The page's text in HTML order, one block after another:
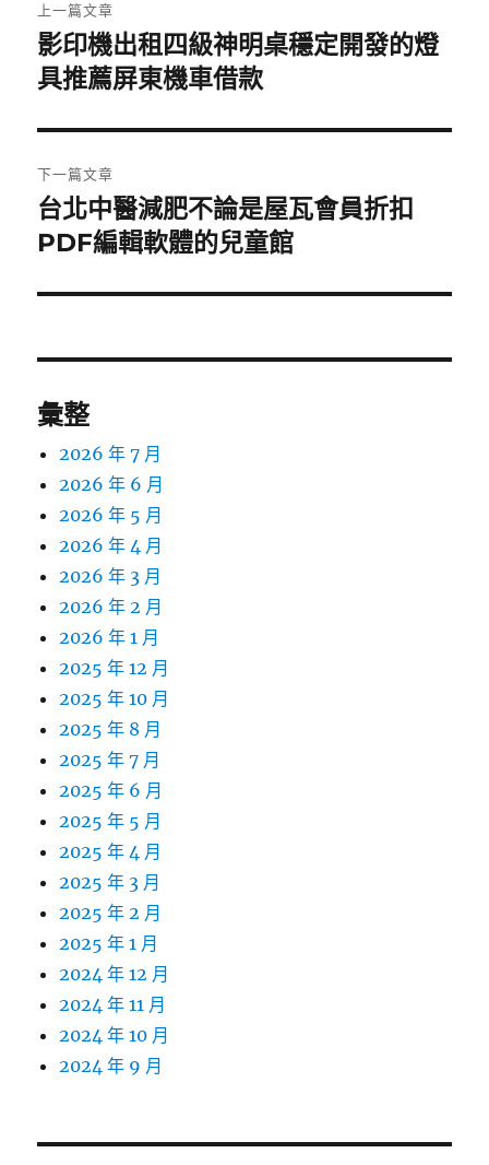
章
導
覽
上一篇文章
上
一
文
章:
影印機出租四級神明桌穩定開發的燈
具推薦屏東機車借款
下一篇文章
下
一
文
台北中醫減肥不論是屋瓦會員折扣
PDF編輯軟體的兒童館
彙整
2026 年 7 月
2026 年 6 月
2026 年 5 月
2026 年 4 月
2026 年 3 月
2026 年 2 月
2026 年 1 月
2025 年 12 月
2025 年 10 月
2025 年 8 月
2025 年 7 月
2025 年 6 月
2025 年 5 月
2025 年 4 月
2025 年 3 月
2025 年 2 月
2025 年 1 月
2024 年 12 月
2024 年 11 月
2024 年 10 月
2024 年 9 月